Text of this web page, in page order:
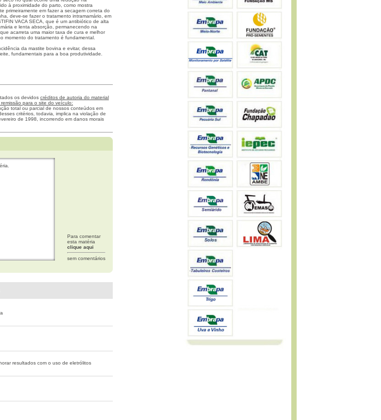
à proximidade do parto, como mostra
primeiramente em fazer a secagem correta do
deve-se fazer o tratamento intramamário, em
VACA SECA, que é um antibiótico de alta
e lenta absorção, permanecendo na
acarreta uma maior taxa de cura e melhor
momento do tratamento é fundamental.
da mastite bovina e evitar, dessa
fundamentais para a boa produtividade.
os devidos créditos de autoria do material
para o site do veículo:
total ou parcial de nossos conteúdos em
critérios, todavia, implica na violação de
de 1998, incorrendo em danos morais
Para comentar
esta matéria
clique aqui
sem comentários
resultados com o uso de eletrólitos